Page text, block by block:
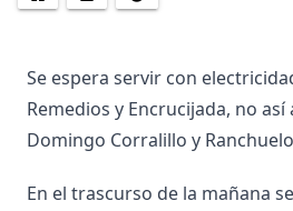
Se espera servir con
Remedios y Encrucijada, no
Domingo Corralillo y
En el trascurso de la mañana